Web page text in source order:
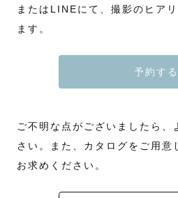
またはLINEにて、撮影のヒア
ます。
予約する
ご不明な点がございましたら、
さい。また、カタログをご用意
お求めください。